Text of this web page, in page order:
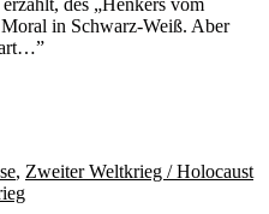
in Schwarz-Weiß. Aber
, Zweiter Weltkrieg / Holocaust